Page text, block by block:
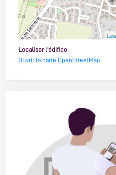
Localiser l'édifice
Ouvrir la carte OpenStreetMap